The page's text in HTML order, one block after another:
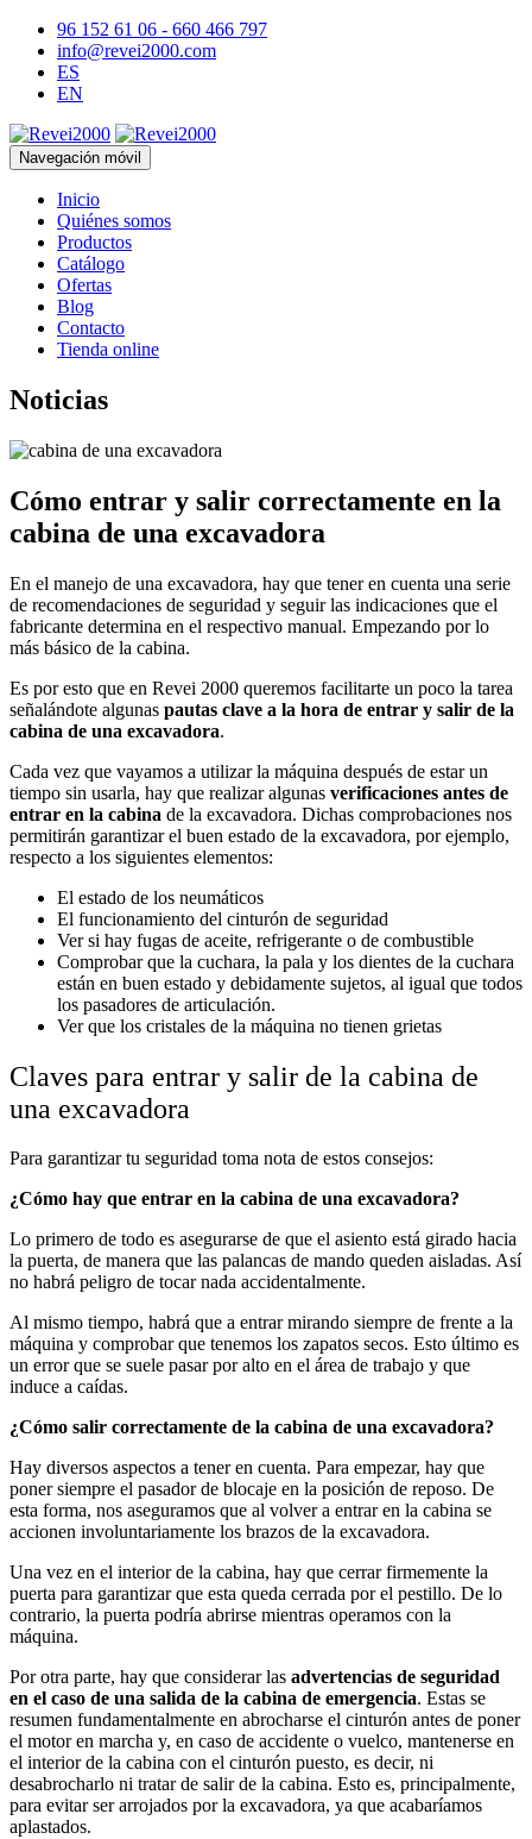
96 152 61 06 - 660 466 797
info@revei2000.com
ES
EN
Navegación móvil
Inicio
Quiénes somos
Productos
Catálogo
Ofertas
Blog
Contacto
Tienda online
Noticias
Cómo entrar y salir correctamente en la
cabina de una excavadora
En el manejo de una excavadora, hay que tener en cuenta una serie
de recomendaciones de seguridad y seguir las indicaciones que el
fabricante determina en el respectivo manual. Empezando por lo
más básico de la cabina.
Es por esto que en Revei 2000 queremos facilitarte un poco la tarea
señalándote algunas pautas clave a la hora de entrar y salir de la
cabina de una excavadora.
Cada vez que vayamos a utilizar la máquina después de estar un
tiempo sin usarla, hay que realizar algunas verificaciones antes de
entrar en la cabina de la excavadora. Dichas comprobaciones nos
permitirán garantizar el buen estado de la excavadora, por ejemplo,
respecto a los siguientes elementos:
El estado de los neumáticos
El funcionamiento del cinturón de seguridad
Ver si hay fugas de aceite, refrigerante o de combustible
Comprobar que la cuchara, la pala y los dientes de la cuchara
están en buen estado y debidamente sujetos, al igual que todos
los pasadores de articulación.
Ver que los cristales de la máquina no tienen grietas
Claves para entrar y salir de la cabina de
una excavadora
Para garantizar tu seguridad toma nota de estos consejos:
¿Cómo hay que entrar en la cabina de una excavadora?
Lo primero de todo es asegurarse de que el asiento está girado hacia
la puerta, de manera que las palancas de mando queden aisladas. Así
no habrá peligro de tocar nada accidentalmente.
Al mismo tiempo, habrá que a entrar mirando siempre de frente a la
máquina y comprobar que tenemos los zapatos secos. Esto último es
un error que se suele pasar por alto en el área de trabajo y que
induce a caídas.
¿Cómo salir correctamente de la cabina de una excavadora?
Hay diversos aspectos a tener en cuenta. Para empezar, hay que
poner siempre el pasador de blocaje en la posición de reposo. De
esta forma, nos aseguramos que al volver a entrar en la cabina se
accionen involuntariamente los brazos de la excavadora.
Una vez en el interior de la cabina, hay que cerrar firmemente la
puerta para garantizar que esta queda cerrada por el pestillo. De lo
contrario, la puerta podría abrirse mientras operamos con la
máquina.
Por otra parte, hay que considerar las advertencias de seguridad
en el caso de una salida de la cabina de emergencia. Estas se
resumen fundamentalmente en abrocharse el cinturón antes de poner
el motor en marcha y, en caso de accidente o vuelco, mantenerse en
el interior de la cabina con el cinturón puesto, es decir, ni
desabrocharlo ni tratar de salir de la cabina. Esto es, principalmente,
para evitar ser arrojados por la excavadora, ya que acabaríamos
aplastados.